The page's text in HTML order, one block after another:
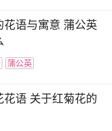
花语与寓意 蒲公英
蒲公英
花语 关于红菊花的